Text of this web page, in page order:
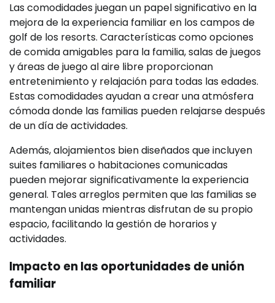
Las comodidades juegan un papel significativo en la
mejora de la experiencia familiar en los campos de
golf de los resorts. Características como opciones
de comida amigables para la familia, salas de juegos
y áreas de juego al aire libre proporcionan
entretenimiento y relajación para todas las edades.
Estas comodidades ayudan a crear una atmósfera
cómoda donde las familias pueden relajarse después
de un día de actividades.
Además, alojamientos bien diseñados que incluyen
suites familiares o habitaciones comunicadas
pueden mejorar significativamente la experiencia
general. Tales arreglos permiten que las familias se
mantengan unidas mientras disfrutan de su propio
espacio, facilitando la gestión de horarios y
actividades.
Impacto en las oportunidades de unión
familiar